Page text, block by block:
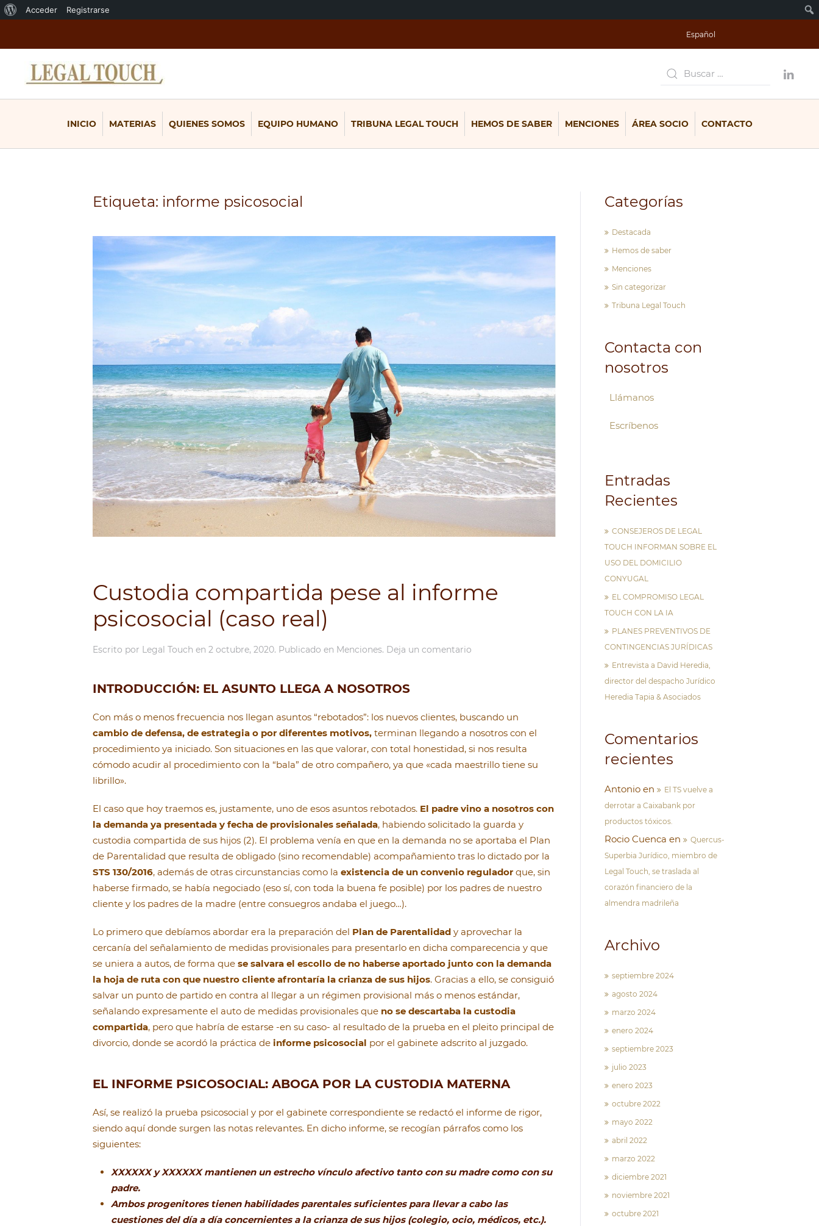
Acerca
WordPress
Acceder Registrarse
Español
INICIO MATERIAS QUIENES SOMOS EQUIPO HUMANO TRIBUNA LEGAL TOUCH HEMOS DE SABER MENCIONES ÁREA SOCIO CONTACTO
Etiqueta: informe psicosocial
Custodia compartida pese al informe
psicosocial (caso real)
Escrito por Legal Touch en 2 octubre, 2020. Publicado en Menciones. Deja un comentario
INTRODUCCIÓN: EL ASUNTO LLEGA A NOSOTROS
Con más o menos frecuencia nos llegan asuntos “rebotados”: los nuevos clientes, buscando un
cambio de defensa, de estrategia o por diferentes motivos, terminan llegando a nosotros con el
procedimiento ya iniciado. Son situaciones en las que valorar, con total honestidad, si nos resulta
cómodo acudir al procedimiento con la “bala” de otro compañero, ya que «cada maestrillo tiene su
librillo».
El caso que hoy traemos es, justamente, uno de esos asuntos rebotados. El padre vino a nosotros con
la demanda ya presentada y fecha de provisionales señalada, habiendo solicitado la guarda y
custodia compartida de sus hijos (2). El problema venía en que en la demanda no se aportaba el Plan
de Parentalidad que resulta de obligado (sino recomendable) acompañamiento tras lo dictado por la
STS 130/2016, además de otras circunstancias como la existencia de un convenio regulador que, sin
haberse firmado, se había negociado (eso sí, con toda la buena fe posible) por los padres de nuestro
cliente y los padres de la madre (entre consuegros andaba el juego…).
Lo primero que debíamos abordar era la preparación del Plan de Parentalidad y aprovechar la
cercanía del señalamiento de medidas provisionales para presentarlo en dicha comparecencia y que
se uniera a autos, de forma que se salvara el escollo de no haberse aportado junto con la demanda
la hoja de ruta con que nuestro cliente afrontaría la crianza de sus hijos. Gracias a ello, se consiguió
salvar un punto de partido en contra al llegar a un régimen provisional más o menos estándar,
señalando expresamente el auto de medidas provisionales que no se descartaba la custodia
compartida, pero que habría de estarse -en su caso- al resultado de la prueba en el pleito principal de
divorcio, donde se acordó la práctica de informe psicosocial por el gabinete adscrito al juzgado.
EL INFORME PSICOSOCIAL: ABOGA POR LA CUSTODIA MATERNA
Así, se realizó la prueba psicosocial y por el gabinete correspondiente se redactó el informe de rigor,
siendo aquí donde surgen las notas relevantes. En dicho informe, se recogían párrafos como los
siguientes:
XXXXXX y XXXXXX mantienen un estrecho vínculo afectivo tanto con su madre como con su
padre.
Ambos progenitores tienen habilidades parentales suficientes para llevar a cabo las
cuestiones del día a día concernientes a la crianza de sus hijos (colegio, ocio, médicos, etc.).
Categorías
Destacada
Hemos de saber
Menciones
Sin categorizar
Tribuna Legal Touch
Contacta con
nosotros
Llámanos
Escríbenos
Entradas
Recientes
CONSEJEROS DE LEGAL
TOUCH INFORMAN SOBRE EL
USO DEL DOMICILIO
CONYUGAL
EL COMPROMISO LEGAL
TOUCH CON LA IA
PLANES PREVENTIVOS DE
CONTINGENCIAS JURÍDICAS
Entrevista a David Heredia,
director del despacho Jurídico
Heredia Tapia & Asociados
Comentarios
recientes
Antonio en
El TS vuelve a
derrotar a Caixabank por
productos tóxicos.
Rocio Cuenca en
Quercus-
Superbia Jurídico, miembro de
Legal Touch, se traslada al
corazón financiero de la
almendra madrileña
Archivo
septiembre 2024
agosto 2024
marzo 2024
enero 2024
septiembre 2023
julio 2023
enero 2023
octubre 2022
mayo 2022
abril 2022
marzo 2022
diciembre 2021
noviembre 2021
octubre 2021